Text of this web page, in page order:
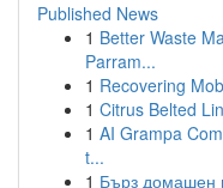
Published News
1 Better Waste
Parram...
1 Recovering
1 Citrus Belted
1 AI Grampa
t...
1 Бърз домашен